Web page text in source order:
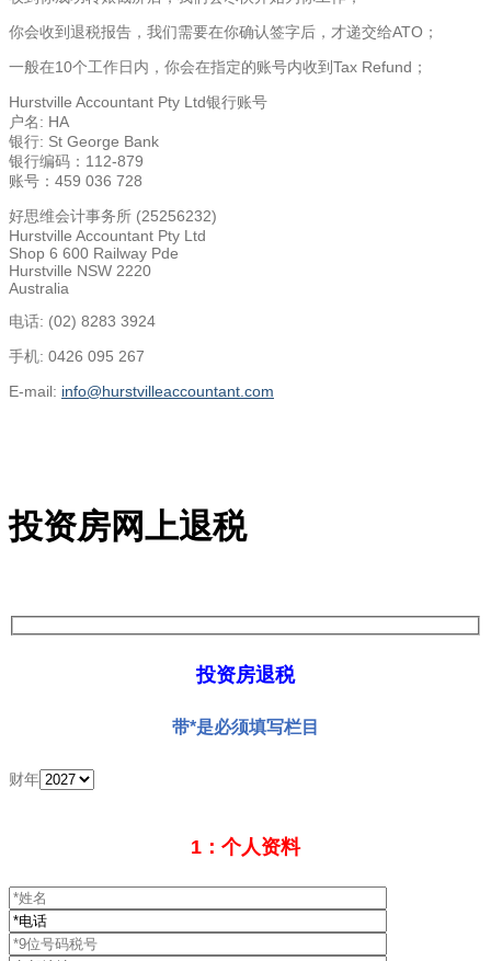
你会收到退税报告，我们需要在你确认签字后，才递交给ATO；
一般在10个工作日内，你会在指定的账号内收到Tax Refund；
Hurstville Accountant Pty Ltd银行账号
户名: HA
银行: St George Bank
银行编码：112-879
账号：459 036 728
好思维会计事务所 (25256232)
Hurstville Accountant Pty Ltd
Shop 6 600 Railway Pde
Hurstville NSW 2220
Australia
电话: (02) 8283 3924
手机: 0426 095 267
E-mail: info@hurstvilleaccountant.com
投资房网上退税
投资房退税
带*是必须填写栏目
财年
1：个人资料